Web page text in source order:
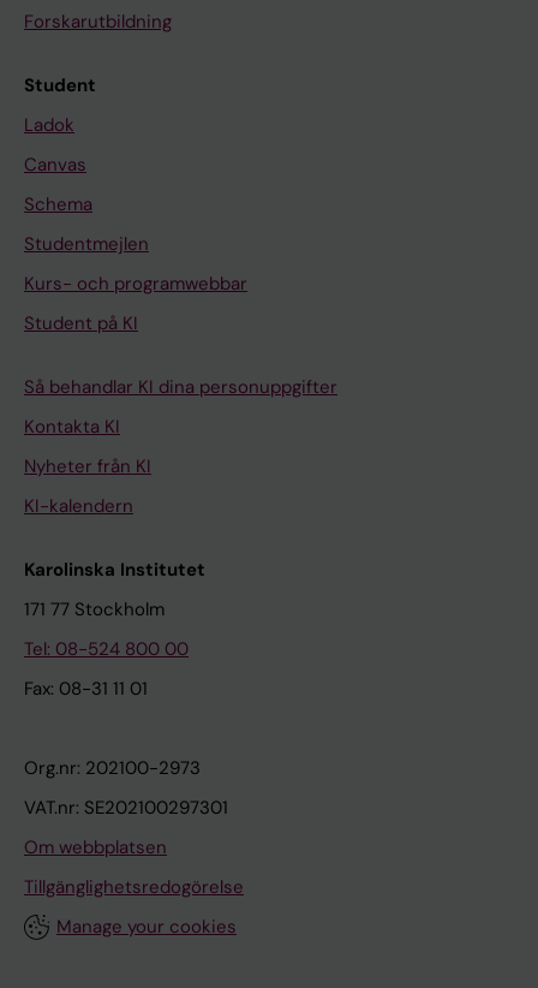
Forskarutbildning
Student
Ladok
Canvas
Schema
Studentmejlen
Kurs- och programwebbar
Student på KI
Så behandlar KI dina personuppgifter
Kontakta KI
Nyheter från KI
KI-kalendern
Karolinska Institutet
171 77 Stockholm
Tel: 08-524 800 00
Fax: 08-31 11 01
Org.nr: 202100-2973
VAT.nr: SE202100297301
Om webbplatsen
Tillgänglighetsredogörelse
Manage your cookies